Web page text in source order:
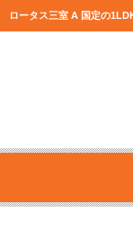
ロータス三室 A 国定の